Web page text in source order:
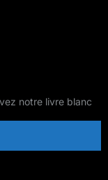
notre livre blanc